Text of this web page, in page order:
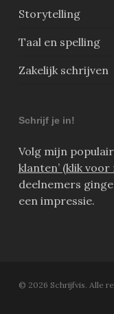
Storytelling
Taal en spelling
Zakelijk schrijven
Schrijf je in!
Volg mijn
klanten’ (klik
deelnemers
een impressie.
© 2026 Schrijfvis. Alle